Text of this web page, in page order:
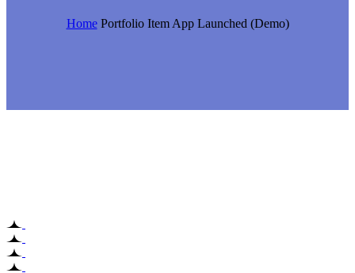
Home Portfolio Item App Launched (Demo)